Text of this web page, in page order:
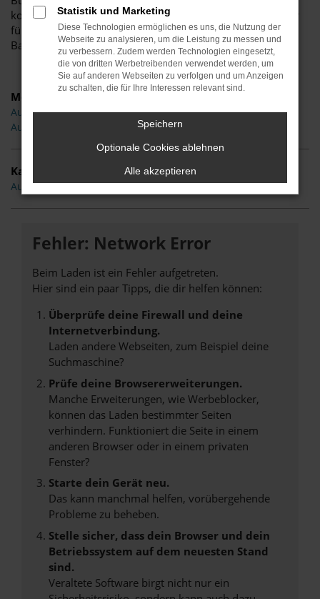
kommen, finden Sie in uns den perfekten Ansprechpartner
für alle Formen von Audi Fahrzeugen und die gesamte
Bandbreite an Modellen.
Modelle
Audi A1 Petershagen
Audi A3 Petershagen
Kategorie
Audi Gebrauchtwagen Petershagen
Fehler: Network Error
Beim Laden ist ein Fehler aufgetreten.
Hier sind ein paar Tipps, die dir helfen können:
Überprüfe deine Firewall und deine
Internetverbindung.
Laden andere Webseiten, zum Beispiel deine
Suchmaschine?
Prüfe deine Browsererweiterungen.
Manche Erweiterungen, wie Werbeblocker,
können das Laden bestimmter Seiten
verhindern. Funktioniert die Seite in einem
anderen Browser oder in einem privaten
Fenster?
Starte dein Gerät neu.
Das kann manchmal helfen, vorübergehende
Probleme zu beheben.
Stelle sicher, dass dein Browser und dein
Betriebssystem auf dem neuesten Stand
sind.
Veraltete Software birgt nicht nur ein
Statistik und Marketing
Diese Technologien ermöglichen es uns, die Nutzung der
Webseite zu analysieren, um die Leistung zu messen und
zu verbessern. Zudem werden Technologien eingesetzt,
die von dritten Werbetreibenden verwendet werden, um
Sie auf anderen Webseiten zu verfolgen und um Anzeigen
zu schalten, die für Ihre Interessen relevant sind.
Speichern
Optionale Cookies ablehnen
Alle akzeptieren